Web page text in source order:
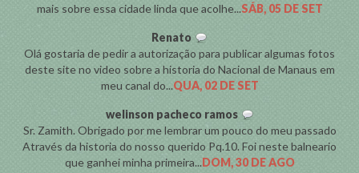
mais sobre essa cidade linda que acolhe...SÁB, 05 DE SET
Renato
Olá gostaria de pedir a autorização para publicar algumas fotos
deste site no video sobre a historia do Nacional de Manaus em
meu canal do...QUA, 02 DE SET
welinson pacheco ramos
Sr. Zamith. Obrigado por me lembrar um pouco do meu passado
Através da historia do nosso querido Pq.10. Foi neste balneario
que ganhei minha primeira...DOM, 30 DE AGO